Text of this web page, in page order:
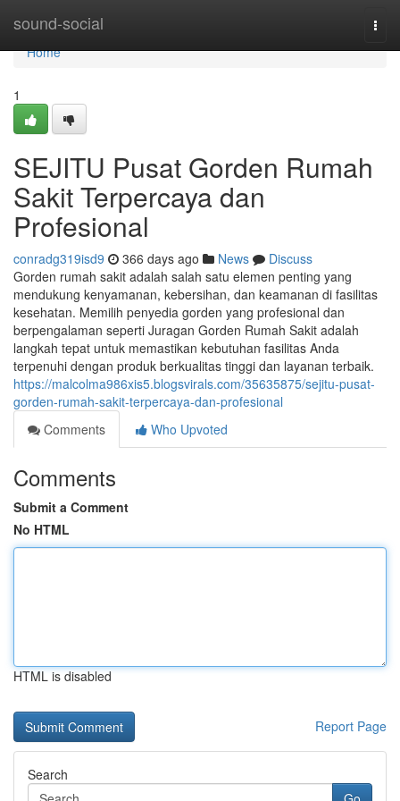
sound-social
Home
Home
1
SEJITU Pusat Gorden Rumah
Sakit Terpercaya dan
Profesional
conradg319isd9 366 days ago News
Discuss
Gorden rumah sakit adalah salah satu elemen penting yang
mendukung kenyamanan, kebersihan, dan keamanan di fasilitas
kesehatan. Memilih penyedia gorden yang profesional dan
berpengalaman seperti Juragan Gorden Rumah Sakit adalah
langkah tepat untuk memastikan kebutuhan fasilitas Anda
terpenuhi dengan produk berkualitas tinggi dan layanan terbaik.
https://malcolma986xis5.blogsvirals.com/35635875/sejitu-pusat-
gorden-rumah-sakit-terpercaya-dan-profesional
Comments
Who Upvoted
Comments
Submit a Comment
No HTML
HTML is disabled
Report Page
Search